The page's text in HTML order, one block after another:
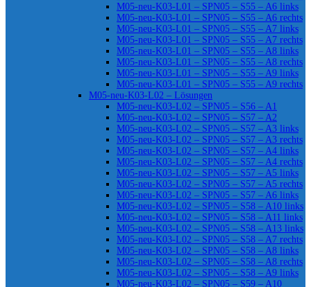
M05-neu-K03-L01 – SPN05 – S55 – A6 links
M05-neu-K03-L01 – SPN05 – S55 – A6 rechts
M05-neu-K03-L01 – SPN05 – S55 – A7 links
M05-neu-K03-L01 – SPN05 – S55 – A7 rechts
M05-neu-K03-L01 – SPN05 – S55 – A8 links
M05-neu-K03-L01 – SPN05 – S55 – A8 rechts
M05-neu-K03-L01 – SPN05 – S55 – A9 links
M05-neu-K03-L01 – SPN05 – S55 – A9 rechts
M05-neu-K03-L02 – Lösungen
M05-neu-K03-L02 – SPN05 – S56 – A1
M05-neu-K03-L02 – SPN05 – S57 – A2
M05-neu-K03-L02 – SPN05 – S57 – A3 links
M05-neu-K03-L02 – SPN05 – S57 – A3 rechts
M05-neu-K03-L02 – SPN05 – S57 – A4 links
M05-neu-K03-L02 – SPN05 – S57 – A4 rechts
M05-neu-K03-L02 – SPN05 – S57 – A5 links
M05-neu-K03-L02 – SPN05 – S57 – A5 rechts
M05-neu-K03-L02 – SPN05 – S57 – A6 links
M05-neu-K03-L02 – SPN05 – S58 – A10 links
M05-neu-K03-L02 – SPN05 – S58 – A11 links
M05-neu-K03-L02 – SPN05 – S58 – A13 links
M05-neu-K03-L02 – SPN05 – S58 – A7 rechts
M05-neu-K03-L02 – SPN05 – S58 – A8 links
M05-neu-K03-L02 – SPN05 – S58 – A8 rechts
M05-neu-K03-L02 – SPN05 – S58 – A9 links
M05-neu-K03-L02 – SPN05 – S59 – A10